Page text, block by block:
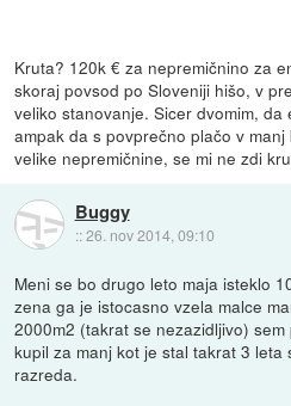
Kruta? 120k € za nepremičnino za
skoraj povsod po Sloveniji hišo, v
veliko stanovanje. Sicer dvomim,
ampak da s povprečno plačo v
velike nepremičnine, se mi ne zdi
Buggy
::26. nov 2014, 09:10
Meni se bo drugo leto maja isteklo
zena ga je istocasno vzela malce
2000m2 (takrat se nezazidljivo)
kupil za manj kot je stal takrat 3
razreda.